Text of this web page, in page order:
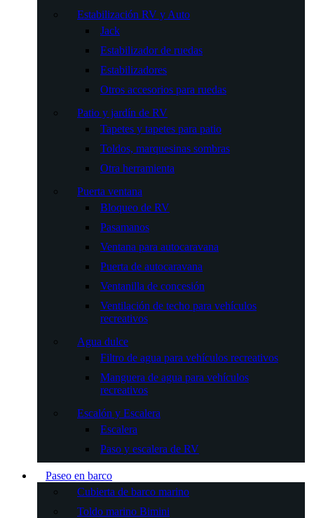
Estabilización RV y Auto
Jack
Estabilizador de ruedas
Estabilizadores
Otros accesorios para ruedas
Patio y jardín de RV
Tapetes y tapetes para patio
Toldos, marquesinas sombras
Otra herramienta
Puerta ventana
Bloqueo de RV
Pasamanos
Ventana para autocaravana
Puerta de autocaravana
Ventanilla de concesión
Ventilación de techo para vehículos
recreativos
Agua dulce
Filtro de agua para vehículos recreativos
Manguera de agua para vehículos
recreativos
Escalón y Escalera
Escalera
Paso y escalera de RV
Paseo en barco
Cubierta de barco marino
Toldo marino Bimini